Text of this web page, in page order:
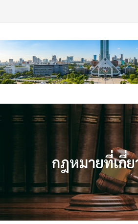
กฎหมายที่เกี่